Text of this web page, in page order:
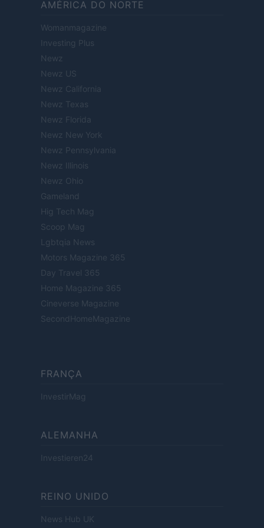
AMÉRICA DO NORTE
Womanmagazine
Investing Plus
Newz
Newz US
Newz California
Newz Texas
Newz Florida
Newz New York
Newz Pennsylvania
Newz Illinois
Newz Ohio
Gameland
Hig Tech Mag
Scoop Mag
Lgbtqia News
Motors Magazine 365
Day Travel 365
Home Magazine 365
Cineverse Magazine
SecondHomeMagazine
FRANÇA
InvestirMag
ALEMANHA
Investieren24
REINO UNIDO
News Hub UK